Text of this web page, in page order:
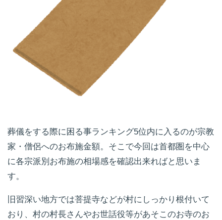
葬儀をする際に困る事ランキング5位内に入るのが宗教
家・僧侶へのお布施金額。そこで今回は首都圏を中心
に各宗派別お布施の相場感を確認出来ればと思いま
す。
旧習深い地方では菩提寺などが村にしっかり根付いて
おり、村の村長さんやお世話役等があそこのお寺のお